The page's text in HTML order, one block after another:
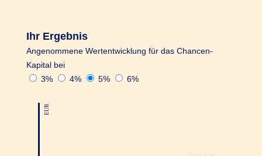
R+V-AnlageKombi Safe+Smart Konto
verbleiben.
500 EUR bis maximal 20.000 EUR
Ihr Ergebnis
Angenommene Wertentwicklung für das Chancen-
Kapital bei
3%
4% 5% 6%